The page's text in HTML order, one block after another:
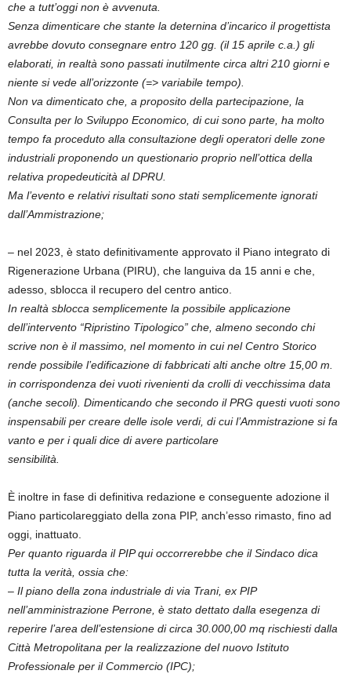
che a tutt’oggi non è avvenuta.
Senza dimenticare che stante la deternina d’incarico il progettista
avrebbe dovuto consegnare entro 120 gg. (il 15 aprile c.a.) gli
elaborati, in realtà sono passati inutilmente circa altri 210 giorni e
niente si vede all’orizzonte (=> variabile tempo).
Non va dimenticato che, a proposito della partecipazione, la
Consulta per lo Sviluppo Economico, di cui sono parte, ha molto
tempo fa proceduto alla consultazione degli operatori delle zone
industriali proponendo un questionario proprio nell’ottica della
relativa propedeuticità al DPRU.
Ma l’evento e relativi risultati sono stati semplicemente ignorati
dall’Ammistrazione;
– nel 2023, è stato definitivamente approvato il Piano integrato di
Rigenerazione Urbana (PIRU), che languiva da 15 anni e che,
adesso, sblocca il recupero del centro antico.
In realtà sblocca semplicemente la possibile applicazione
dell’intervento “Ripristino Tipologico” che, almeno secondo chi
scrive non è il massimo, nel momento in cui nel Centro Storico
rende possibile l’edificazione di fabbricati alti anche oltre 15,00 m.
in corrispondenza dei vuoti rivenienti da crolli di vecchissima data
(anche secoli). Dimenticando che secondo il PRG questi vuoti sono
inspensabili per creare delle isole verdi, di cui l’Ammistrazione si fa
vanto e per i quali dice di avere particolare
sensibilità.
È inoltre in fase di definitiva redazione e conseguente adozione il
Piano particolareggiato della zona PIP, anch’esso rimasto, fino ad
oggi, inattuato.
Per quanto riguarda il PIP qui occorrerebbe che il Sindaco dica
tutta la verità, ossia che:
– Il piano della zona industriale di via Trani, ex PIP
nell’amministrazione Perrone, è stato dettato dalla esegenza di
reperire l’area dell’estensione di circa 30.000,00 mq rischiesti dalla
Città Metropolitana per la realizzazione del nuovo Istituto
Professionale per il Commercio (IPC);